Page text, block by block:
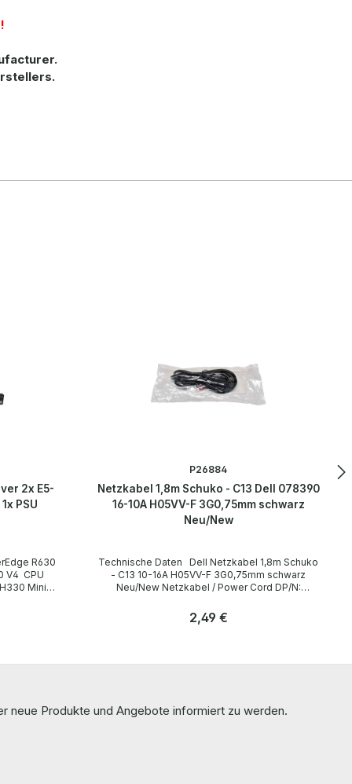
.
2x E5-
PSU
P26884
Netzkabel 1,8m Schuko - C13 Dell 078390
16-10A H05VV-F 3G0,75mm schwarz
Neu/New
Technische Daten Dell Netzkabel 1,8m Schuko
- C13 10-16A H05VV-F 3G0,75mm schwarz
Neu/New Netzkabel / Power Cord DP/N:
Manufacturer / Hersteller Dell Length / Länge
Schuko / 16A 250V~ angled / abgewinkelt no /
Buchsenfarbe black / schwarz More information
Regulärer Preis:
2,49 €
neue Produkte und Angebote informiert zu werden.